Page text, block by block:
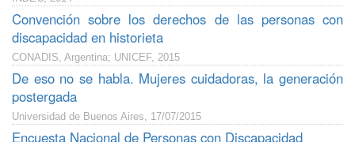
Convención sobre los derechos de las personas con
discapacidad en historieta
CONADIS, Argentina; UNICEF, 2015
De eso no se habla. Mujeres cuidadoras, la generación
postergada
Universidad de Buenos Aires, 17/07/2015
Encuesta Nacional de Personas con Discapacidad